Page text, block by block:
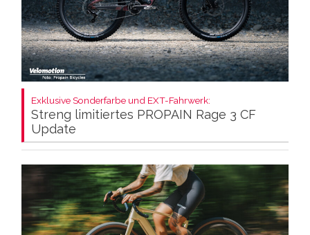
Exklusive Sonderfarbe und EXT-Fahrwerk:
Streng limitiertes PROPAIN Rage 3 CF
Update